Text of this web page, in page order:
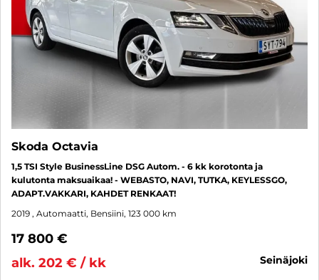
Skoda Octavia
1,5 TSI Style BusinessLine DSG Autom. - 6 kk korotonta ja
kulutonta maksuaikaa! - WEBASTO, NAVI, TUTKA, KEYLESSGO,
ADAPT.VAKKARI, KAHDET RENKAAT!
2019 , Automaatti, Bensiini, 123 000 km
17 800 €
alk. 202 € / kk
seinäjoki